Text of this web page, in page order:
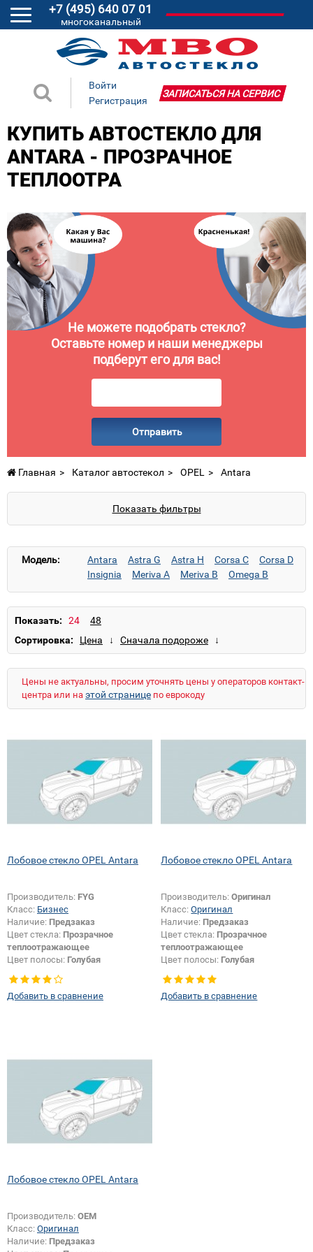
+7 (495) 640 07 01
многоканальный
Войти
Регистрация
ЗАПИСАТЬСЯ НА СЕРВИС
КУПИТЬ АВТОСТЕКЛО ДЛЯ
ANTARA - ПРОЗРАЧНОЕ
ТЕПЛООТРА
Не можете подобрать стекло?
Оставьте номер и наши менеджеры
подберут его для вас!
Отправить
Главная Каталог автостекол OPEL Antara
Показать фильтры
Модель: Antara Astra G Astra H Corsa C
Corsa D
Insignia
Meriva A Meriva B
Omega B
Показать:
Сортировка:
Цены не актуальны, просим уточнять цены у операторов контакт-
центра или на этой странице по еврокоду
Лобовое стекло OPEL Antara
Производитель: FYG
Класс: Бизнес
Наличие: Предзаказ
Цвет стекла: Прозрачное
теплоотражающее
Цвет полосы: Голубая
Появление или изменение
шелкографии:Да
Добавить в сравнение
Лобовое стекло OPEL Antara
Производитель:Оригинал
Класс:Оригинал
Наличие: Предзаказ
Цвет стекла: Прозрачное
теплоотражающее
Цвет полосы: Голубая
Появление или изменение
шелкографии:Да
Добавить в сравнение
Лобовое стекло OPEL Antara
Производитель: OEM
Класс: Оригинал
Наличие: Предзаказ